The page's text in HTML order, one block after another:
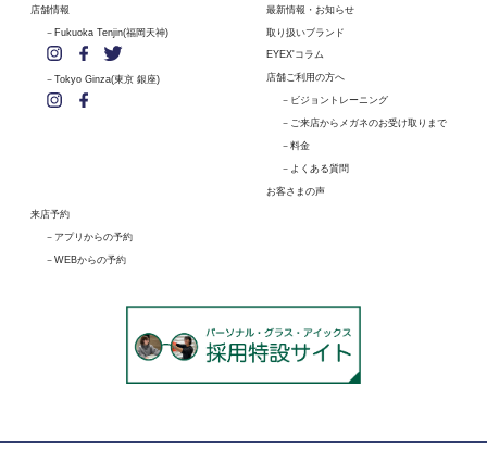
店舗情報
Fukuoka Tenjin(福岡天神)
Tokyo Ginza(東京 銀座)
最新情報・お知らせ
取り扱いブランド
EYEX'コラム
店舗ご利用の方へ
ビジョントレーニング
ご来店からメガネのお受け取りまで
料金
よくある質問
お客さまの声
来店予約
アプリからの予約
WEBからの予約